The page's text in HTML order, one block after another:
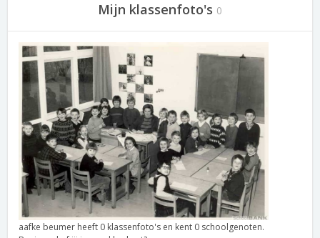
Mijn klassenfoto's 0
aafke beumer heeft 0 klassenfoto's en kent 0 schoolgenoten.